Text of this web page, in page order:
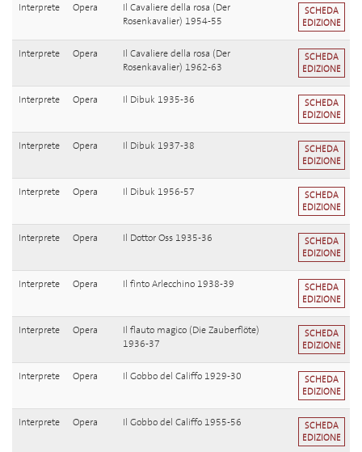
Interprete Opera
Il Cavaliere della rosa (Der
Rosenkavalier) 1954-55
SCHEDA
EDIZIONE
Interprete Opera
Il Cavaliere della rosa (Der
Rosenkavalier) 1962-63
SCHEDA
EDIZIONE
Interprete Opera Il Dibuk 1935-36
SCHEDA
EDIZIONE
Interprete Opera Il Dibuk 1937-38
SCHEDA
EDIZIONE
Interprete Opera Il Dibuk 1956-57
SCHEDA
EDIZIONE
Interprete Opera Il Dottor Oss 1935-36
SCHEDA
EDIZIONE
Interprete Opera Il finto Arlecchino 1938-39
SCHEDA
EDIZIONE
Interprete Opera
Il flauto magico (Die Zauberflöte)
1936-37
SCHEDA
EDIZIONE
Interprete Opera Il Gobbo del Califfo 1929-30
SCHEDA
EDIZIONE
Interprete Opera Il Gobbo del Califfo 1955-56
SCHEDA
EDIZIONE